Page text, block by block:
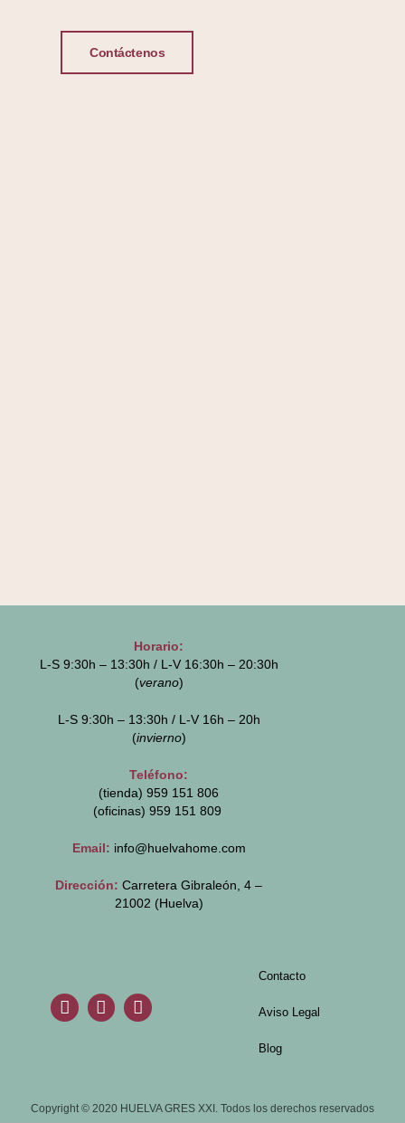
Contáctenos
Horario:
L-S 9:30h – 13:30h / L-V 16:30h – 20:30h
(verano)
L-S 9:30h – 13:30h / L-V 16h – 20h
(invierno)
Teléfono:
(tienda) 959 151 806
(oficinas) 959 151 809
Email: info@huelvahome.com
Dirección: Carretera Gibraleón, 4 –
21002 (Huelva)
Contacto
Aviso Legal
Blog
Copyright © 2020 HUELVA GRES XXI. Todos los derechos reservados